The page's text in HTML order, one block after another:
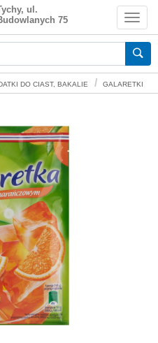
o smaku
g
ul.
75
DO CIAST, BAKALIE GALARETKI